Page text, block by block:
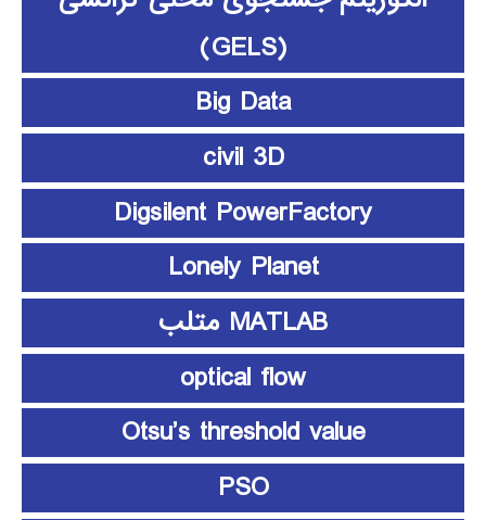
(GELS)
Big Data
civil 3D
Digsilent PowerFactory
Lonely Planet
MATLAB متلب
optical flow
Otsu’s threshold value
PSO